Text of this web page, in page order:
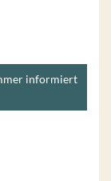
informiert